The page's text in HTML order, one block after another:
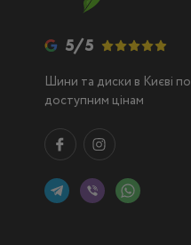
5/5
Шини та диски в Києві по
доступним цінам